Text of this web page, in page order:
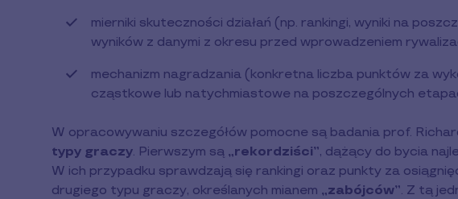
mierniki skuteczności działań (np. rankingi, wyniki na
wyników z danymi z okresu przed wprowadzeniem
mechanizm nagradzania (konkretna liczba punktów za
cząstkowe lub natychmiastowe na poszczególnych
W opracowywaniu szczegółów pomocne są badania prof.
typy graczy. Pierwszym są „rekordziści”, dążący do bycia
W ich przypadku sprawdzają się rankingi oraz punkty za
drugiego typu graczy, określanych mianem „zabójców”. Z tą